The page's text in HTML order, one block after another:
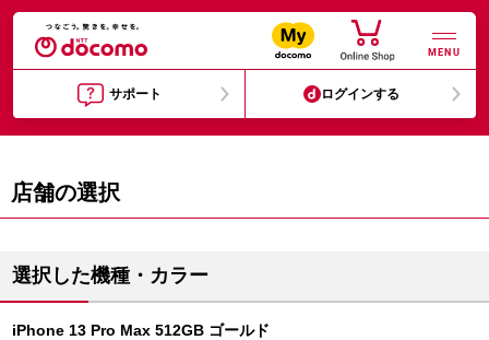
MENU
サポート ログインする
店舗の選択
選択した機種・カラー
iPhone 13 Pro Max 512GB ゴールド